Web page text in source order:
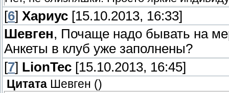
[6] Хариус [15.10.2013, 16:33]
Шевген, Почаще надо бывать на
Анкеты в клуб уже заполнены?
[7] LionTec [15.10.2013, 16:45]
Цитата Шевген ()